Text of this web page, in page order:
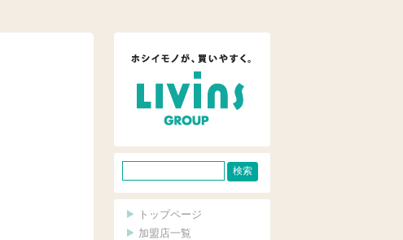
イ
ト
内
トップページ
加盟店一覧